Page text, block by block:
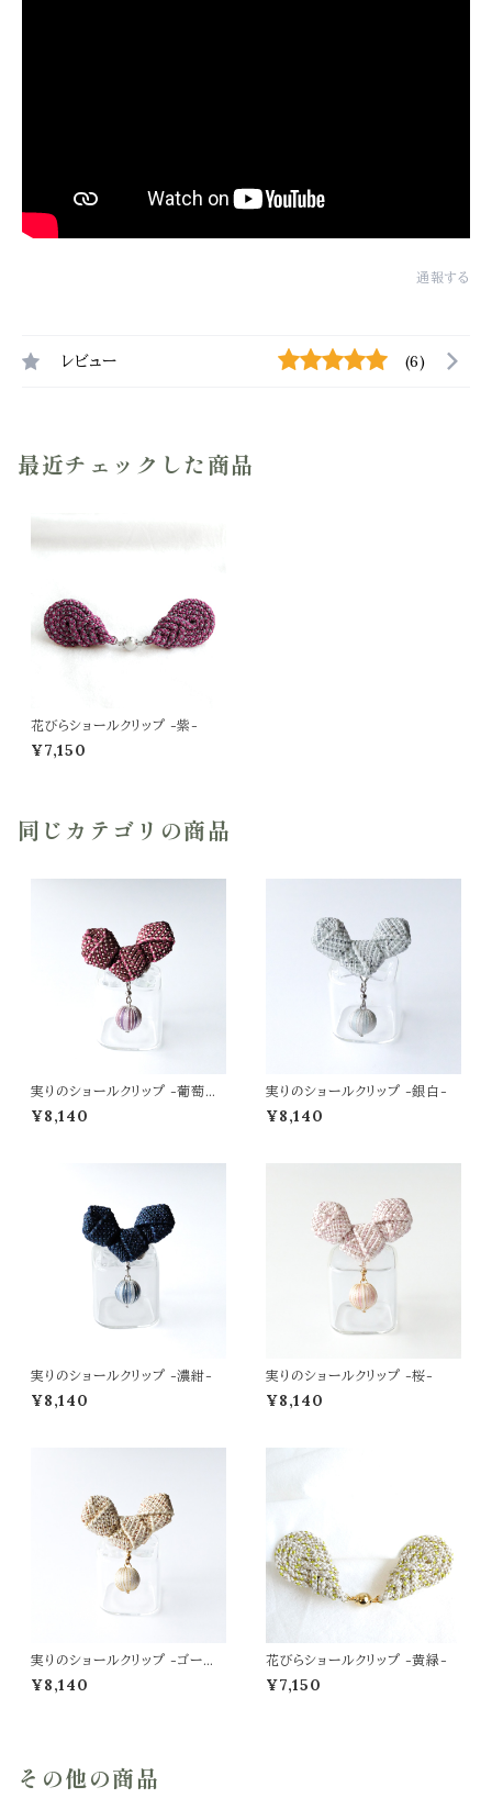
通報する
レビュー (6)
最近チェックした商品
花びらショールクリップ -紫-
¥7,150
同じカテゴリの商品
実りのショールクリップ -葡萄
色-
¥8,140
実りのショールクリップ -銀白-
¥8,140
実りのショールクリップ -濃紺-
¥8,140
実りのショールクリップ -桜-
¥8,140
実りのショールクリップ -ゴール
ドベージュ-
¥8,140
花びらショールクリップ -黄緑-
¥7,150
その他の商品